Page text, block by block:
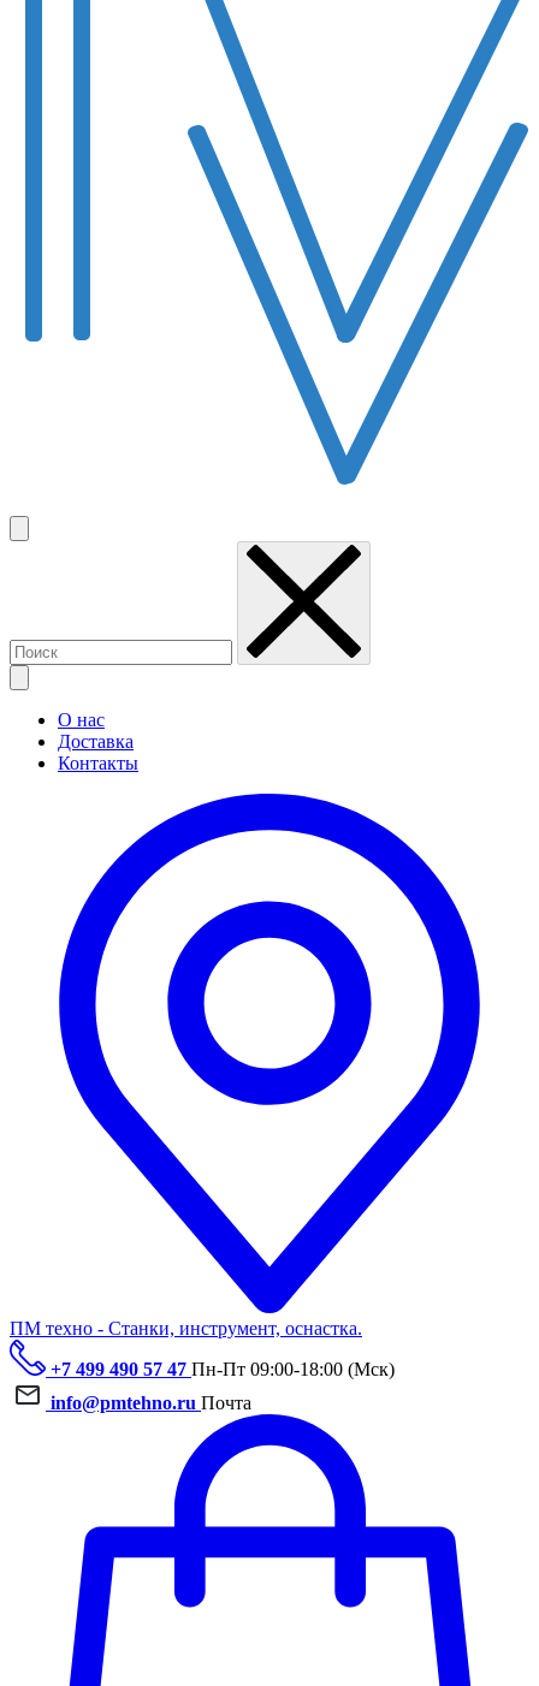
О нас
Доставка
Контакты
ПМ техно - Станки, инструмент, оснастка.
+7 499 490 57 47 Пн-Пт 09:00-18:00 (Мск)
info@pmtehno.ru Почта